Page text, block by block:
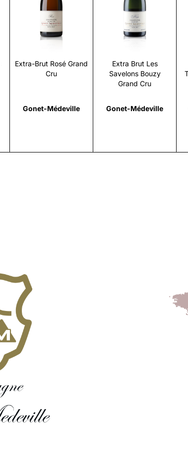
Extra-Brut Rosé Grand
Cru
Gonet-Médeville
Scopri
Extra Brut Les
Savelons Bouzy
Grand Cru
Gonet-Médeville
Scopri